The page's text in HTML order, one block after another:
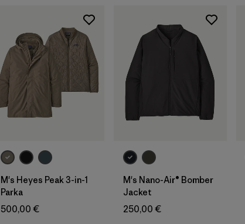
M's Heyes Peak 3-in-1
Parka
500,00 €
M's Nano-Air® Bomber
Jacket
250,00 €